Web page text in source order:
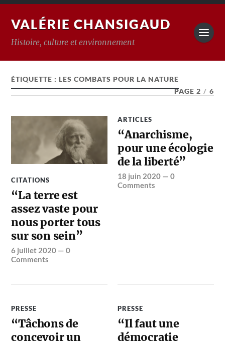
VALÉRIE CHANSIGAUD
Histoire, culture et environnement
ÉTIQUETTE :LES COMBATS POUR LA NATURE
PAGE 2 / 6
CITATIONS
“La terre est
assez vaste pour
nous porter tous
sur son sein”
6 juillet 2020 —0
Comments
ARTICLES
“Anarchisme,
pour une écologie
de la liberté”
18 juin 2020 —0
Comments
PRESSE
“Tâchons de
concevoir un
PRESSE
“Il faut une
démocratie